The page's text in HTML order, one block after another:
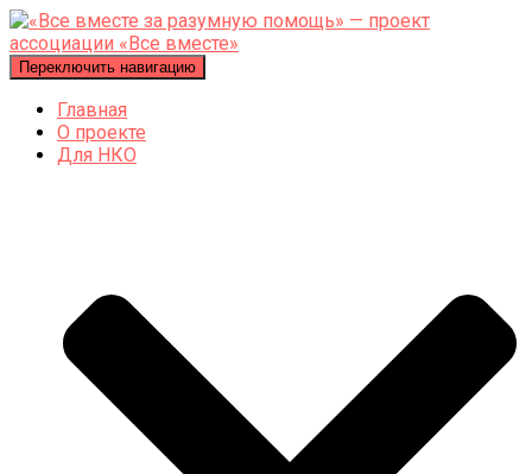
Переключить навигацию
Главная
О проекте
Для НКО